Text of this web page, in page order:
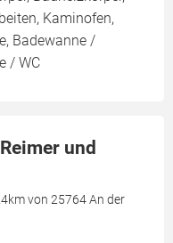
Kaminofen,
Badewanne /
/ WC
und
von 25764 An der